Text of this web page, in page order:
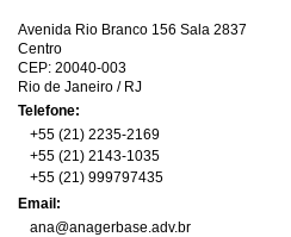
Avenida Rio Branco 156 Sala 2837
Centro
CEP: 20040-003
Rio de Janeiro / RJ
Telefone:
+55 (21) 2235-2169
+55 (21) 2143-1035
+55 (21) 999797435
Email:
ana@anagerbase.adv.br